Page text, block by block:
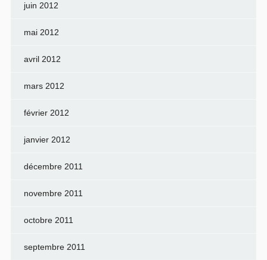
juin 2012
mai 2012
avril 2012
mars 2012
février 2012
janvier 2012
décembre 2011
novembre 2011
octobre 2011
septembre 2011